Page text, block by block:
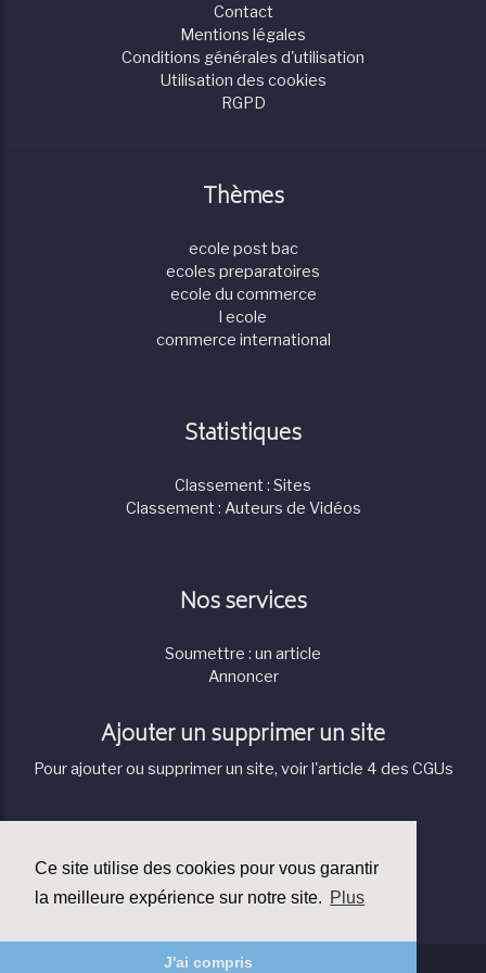
Ce site utilise des cookies pour vous garantir
la meilleure expérience sur notre site. Plus
J'ai compris
Contact
Mentions légales
Conditions générales d'utilisation
Utilisation des cookies
RGPD
Thèmes
ecole post bac
ecoles preparatoires
ecole du commerce
l ecole
commerce international
Statistiques
Classement : Sites
Classement : Auteurs de Vidéos
Nos services
Soumettre : un article
Annoncer
Ajouter un supprimer un site
Pour ajouter ou supprimer un site, voir l'article 4 des CGUs
Contact
Contact à propos de cette page